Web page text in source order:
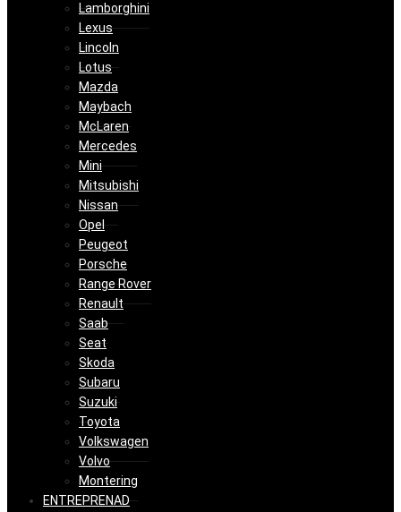
Lamborghini
Lexus
Lincoln
Lotus
Mazda
Maybach
McLaren
Mercedes
Mini
Mitsubishi
Nissan
Opel
Peugeot
Porsche
Range Rover
Renault
Saab
Seat
Skoda
Subaru
Suzuki
Toyota
Volkswagen
Volvo
Montering
ENTREPRENAD